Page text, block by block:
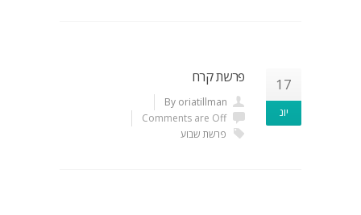
17
יונ
פרשת קרח
By oriatillman
Comments are Off
פרשת שבוע